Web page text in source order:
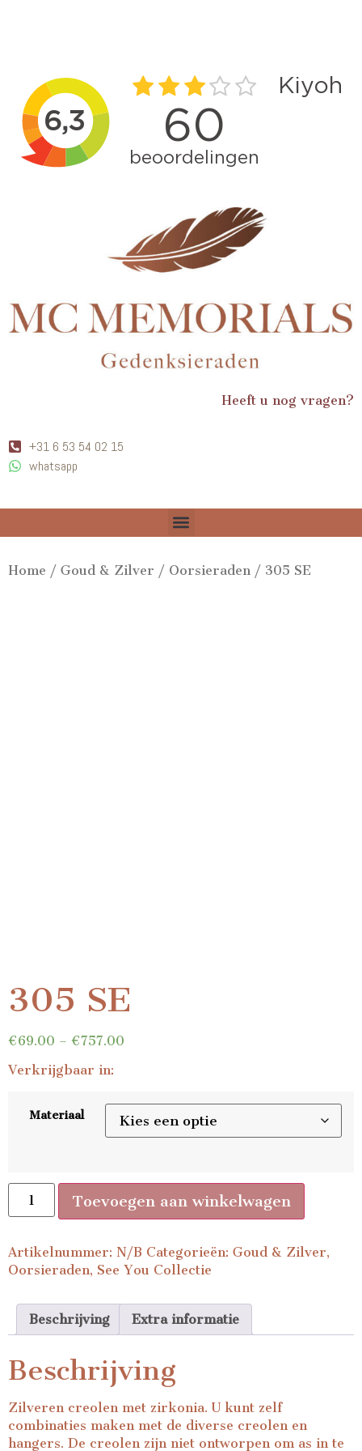
Heeft u nog vragen?
+31 6 53 54 02 15
whatsapp
Home / Goud & Zilver / Oorsieraden / 305 SE
305 SE
€69.00 – €757.00
Verkrijgbaar in:
Materiaal
Toevoegen aan winkelwagen
Artikelnummer: N/B Categorieën: Goud & Zilver,
Oorsieraden, See You Collectie
Beschrijving Extra informatie
Beschrijving
Zilveren creolen met zirkonia. U kunt zelf
combinaties maken met de diverse creolen en
hangers. De creolen zijn niet ontworpen om as in te